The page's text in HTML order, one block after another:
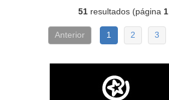
51 resultados (página1
Anterior 1 2 3